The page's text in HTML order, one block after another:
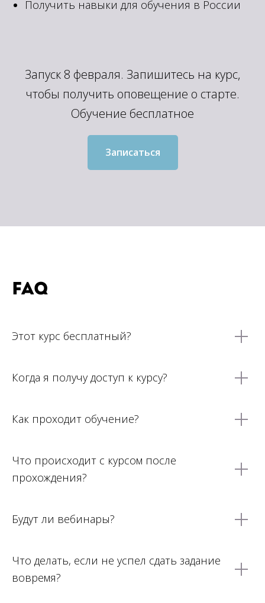
Получить навыки для обучения в России
Запуск 8 февраля. Запишитесь на курс,
чтобы получить оповещение о старте.
Обучение бесплатное
Записаться
FAQ
Этот курс бесплатный?
Когда я получу доступ к курсу?
Как проходит обучение?
Что происходит с курсом после
прохождения?
Будут ли вебинары?
Что делать, если не успел сдать задание
вовремя?